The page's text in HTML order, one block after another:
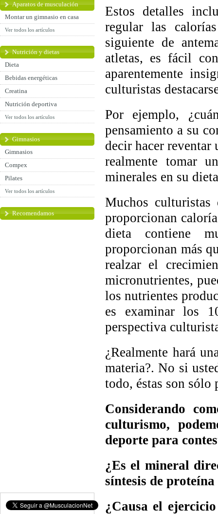
Aparatos de musculación
Montar un gimnasio en casa
Ver todos los artículos
Nutrición y dietas
Dieta
Bebidas energéticas
Creatina
Nutrición deportiva
Ver todos los artículos
Gimnasios
Gimnasios
Compex
Pilates
Ver todos los artículos
Recomendamos
Estos detalles
regular las
siguiente de
atletas, es fácil
aparentemente
culturistas
Por ejemplo,
pensamiento a su
decir hacer reventar
realmente tomar
minerales en su
Muchos
proporcionan
dieta contiene
proporcionan más
realzar el
micronutrientes,
los nutrientes
es examinar los
perspectiva
¿Realmente hará
materia?. No si
todo, éstas son sólo
Considerando
culturismo,
deporte para
¿Es el mineral
síntesis de
¿Causa el